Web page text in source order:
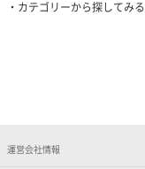
カテゴリーから探してみる
運営会社情報